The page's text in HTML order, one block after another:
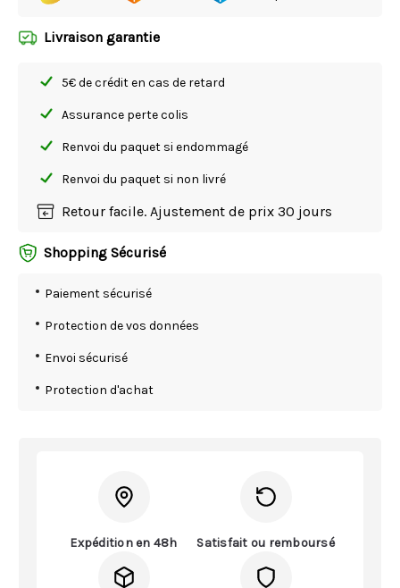
Livraison garantie
5€ de crédit en cas de retard
Assurance perte colis
Renvoi du paquet si endommagé
Renvoi du paquet si non livré
Retour facile. Ajustement de prix 30 jours
Shopping Sécurisé
Paiement sécurisé
Protection de vos données
Envoi sécurisé
Protection d'achat
Expédition en 48h Satisfait ou remboursé